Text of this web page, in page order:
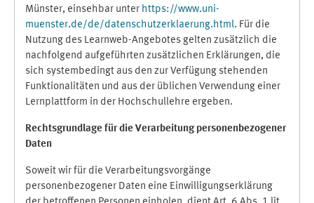
Münster, einsehbar unter https://www.uni-
muenster.de/de/datenschutzerklaerung.html. Für die
Nutzung des Learnweb-Angebotes gelten zusätzlich die
nachfolgend aufgeführten zusätzlichen Erklärungen, die
sich systembedingt aus den zur Verfügung stehenden
Funktionalitäten und aus der üblichen Verwendung einer
Lernplattform in der Hochschullehre ergeben.
Rechtsgrundlage für die Verarbeitung personenbezogener
Daten
Soweit wir für die Verarbeitungsvorgänge
personenbezogener Daten eine Einwilligungserklärung